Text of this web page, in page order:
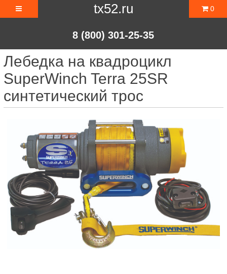
tx52.ru
8 (800) 301-25-35
0
Лебедка на квадроцикл
SuperWinch Terra 25SR
синтетический трос